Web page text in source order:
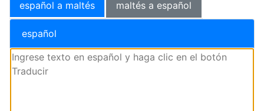
español a maltés maltés a español
español